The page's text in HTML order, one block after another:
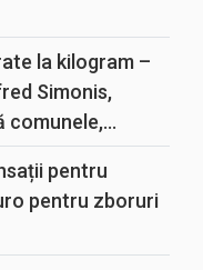
la kilogram –
Simonis,
comunele,...
pentru
pentru zboruri